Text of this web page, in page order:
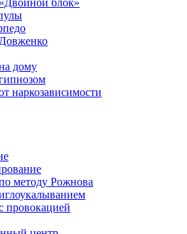
блок»
дому
наркозависимости
методу Рожнова
провокацией